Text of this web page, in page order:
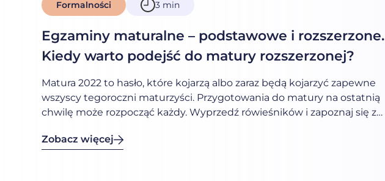
Formalności 3 min
01-12-2021
Egzaminy maturalne – podstawowe i rozszerzone.
Kiedy warto podejść do matury rozszerzonej?
Matura 2022 to hasło, które kojarzą albo zaraz będą kojarzyć zapewne
wszyscy tegoroczni maturzyści. Przygotowania do matury na ostatnią
chwilę może rozpocząć każdy. Wyprzedź rówieśników i zapoznaj się z
Zobacz więcej